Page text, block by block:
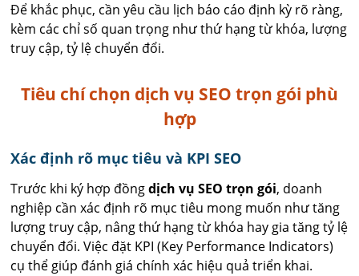
Để khắc phục, cần yêu cầu lịch báo cáo định kỳ rõ ràng,
kèm các chỉ số quan trọng như thứ hạng từ khóa, lượng
truy cập, tỷ lệ chuyển đổi.
Tiêu chí chọn dịch vụ SEO trọn gói phù
hợp
Xác định rõ mục tiêu và KPI SEO
Trước khi ký hợp đồngdịch vụ SEO trọn gói, doanh
nghiệp cần xác định rõ mục tiêu mong muốn như tăng
lượng truy cập, nâng thứ hạng từ khóa hay gia tăng tỷ lệ
chuyển đổi. Việc đặt KPI (Key Performance Indicators)
cụ thể giúp đánh giá chính xác hiệu quả triển khai.